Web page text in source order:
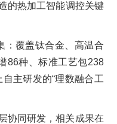
的热加工智能调控关键
：覆盖钛合金、高温合
86种、标准工艺包238
主研发的“理数融合工
协同研发，相关成果在